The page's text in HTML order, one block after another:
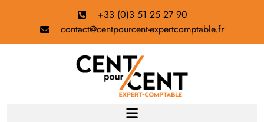
+33 (0)3 51 25 27 90
contact@centpourcent-expertcomptable.fr